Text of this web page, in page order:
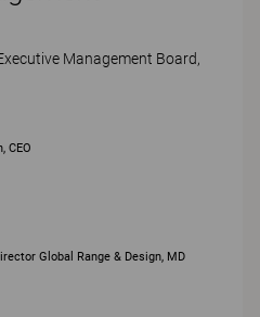
Management Board,
CEO
Global Range & Design, MD